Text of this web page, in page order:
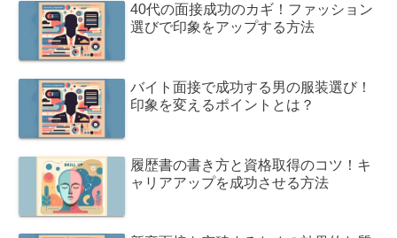
40代の面接成功のカギ！ファッション
選びで印象をアップする方法
バイト面接で成功する男の服装選び！
印象を変えるポイントとは？
履歴書の書き方と資格取得のコツ！キ
ャリアアップを成功させる方法